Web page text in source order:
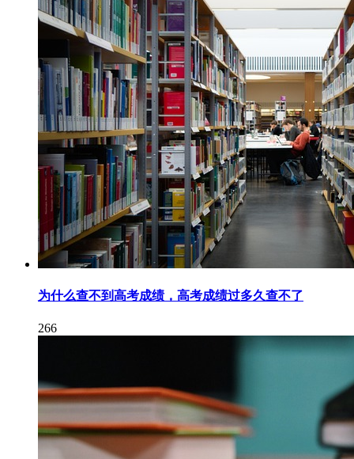
为什么查不到高考成绩，高考成绩过多久查不了
266